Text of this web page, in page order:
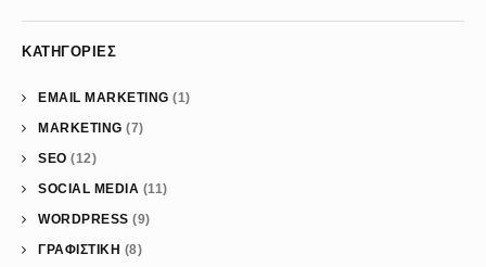
ΚΑΤΗΓΟΡΊΕΣ
EMAIL MARKETING (1)
MARKETING (7)
SEO (12)
SOCIAL MEDIA (11)
WORDPRESS (9)
ΓΡΑΦΙΣΤΙΚΗ (8)